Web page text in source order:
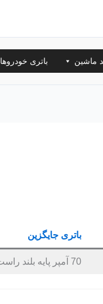
ماشین باتری خودروها
باتری جایگزین
70 آمپر پایه بلند راست قالب D26